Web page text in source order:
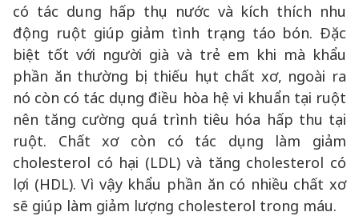
có tác dung hấp thụ nước và kích thích nhu
động ruột giúp giảm tình trạng táo bón. Đặc
biệt tốt với người già và trẻ em khi mà khẩu
phần ăn thường bị thiếu hụt chất xơ, ngoài ra
nó còn có tác dụng điều hòa hệ vi khuẩn tại ruột
nên tăng cường quá trình tiêu hóa hấp thu tại
ruột. Chất xơ còn có tác dụng làm giảm
cholesterol có hại (LDL) và tăng cholesterol có
lợi (HDL). Vì vậy khẩu phần ăn có nhiều chất xơ
sẽ giúp làm giảm lượng cholesterol trong máu.